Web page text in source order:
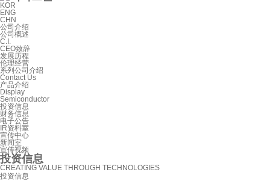
KOR
ENG
CHN
公司介绍
公司概述
C.I.
CEO致辞
发展历程
伦理经营
系列公司介绍
Contact Us
产品介绍
Display
Semiconductor
投资信息
财务信息
电子公告
IR资料室
宣传中心
新闻室
宣传视频
投资信息
CREATING VALUE THROUGH TECHNOLOGIES
投资信息